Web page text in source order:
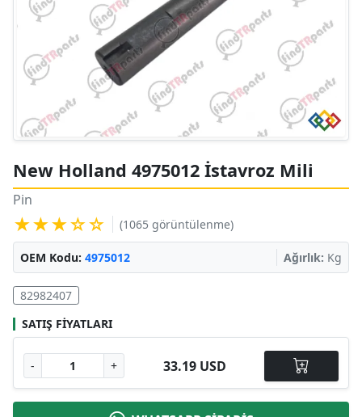
New Holland 4975012 İstavroz Mili
Pin
★★★☆☆ (1065 görüntülenme)
OEM Kodu: 4975012 Ağırlık: Kg
82982407
SATIŞ FIYATLARI
- + 33.19 USD